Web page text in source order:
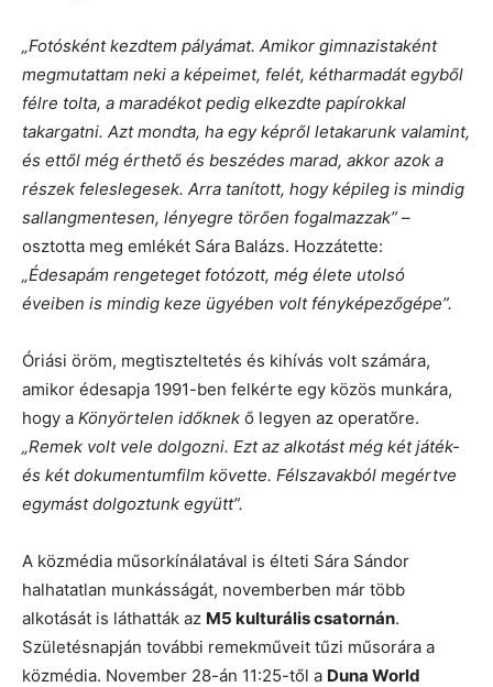
„Fotósként kezdtem pályámat. Amikor gimnazistaként
megmutattam neki a képeimet, felét, kétharmadát egyből
félre tolta, a maradékot pedig elkezdte papírokkal
takargatni. Azt mondta, ha egy képről letakarunk valamint,
és ettől még érthető és beszédes marad, akkor azok a
részek feleslegesek. Arra tanított, hogy képileg is mindig
sallangmentesen, lényegre törően fogalmazzak” –
osztotta meg emlékét Sára Balázs. Hozzátette:
„Édesapám rengeteget fotózott, még élete utolsó
éveiben is mindig keze ügyében volt fényképezőgépe”.
Óriási öröm, megtiszteltetés és kihívás volt számára,
amikor édesapja 1991-ben felkérte egy közös munkára,
hogy a Könyörtelen időknek ő legyen az operatőre.
„Remek volt vele dolgozni. Ezt az alkotást még két játék-
és két dokumentumfilm követte. Félszavakból megértve
egymást dolgoztunk együtt”.
A közmédia műsorkínálatával is élteti Sára Sándor
halhatatlan munkásságát, novemberben már több
alkotását is láthatták az M5 kulturális csatornán.
Születésnapján további remekműveit tűzi műsorára a
közmédia. November 28-án 11:25-től a Duna World